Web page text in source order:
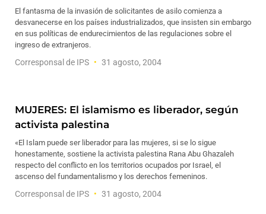
El fantasma de la invasión de solicitantes de asilo comienza a
desvanecerse en los países industrializados, que insisten sin embargo
en sus políticas de endurecimientos de las regulaciones sobre el
ingreso de extranjeros.
Corresponsal de IPS 31 agosto, 2004
MUJERES: El islamismo es liberador, según
activista palestina
«El Islam puede ser liberador para las mujeres, si se lo sigue
honestamente, sostiene la activista palestina Rana Abu Ghazaleh
respecto del conflicto en los territorios ocupados por Israel, el
ascenso del fundamentalismo y los derechos femeninos.
Corresponsal de IPS 31 agosto, 2004